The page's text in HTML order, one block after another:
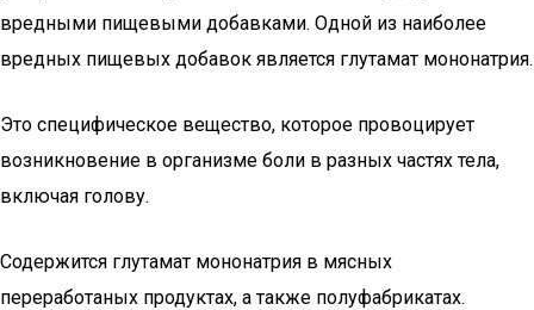
вредными пищевыми добавками. Одной из наиболее
вредных пищевых добавок является глутамат мононатрия.
Это специфическое вещество, которое провоцирует
возникновение в организме боли в разных частях тела,
включая голову.
Содержится глутамат мононатрия в мясных
переработаных продуктах, а также полуфабрикатах.